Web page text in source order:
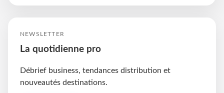
NEWSLETTER
La quotidienne pro
Débrief business, tendances distribution et
nouveautés destinations.